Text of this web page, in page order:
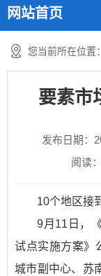
网站首页
您当前所在位置：
要素市
发布日期：
阅读：
10个地区接
9月11日，
试点实施方案》
城市副中心、苏